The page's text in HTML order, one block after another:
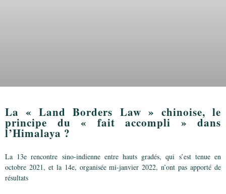
La « Land Borders Law » chinoise, le
principe du « fait accompli » dans
l’Himalaya ?
La 13e rencontre sino-indienne entre hauts gradés, qui s’est tenue en
octobre 2021, et la 14e, organisée mi-janvier 2022, n’ont pas apporté de
résultats